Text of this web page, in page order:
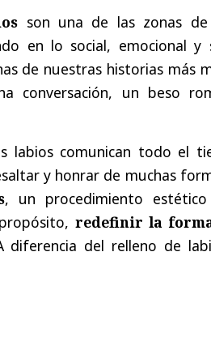
son una de las zonas
en lo social, emocional
de nuestras historias más
conversación, un beso
labios comunican todo el
y honrar de muchas
, un procedimiento
redefinir la
diferencia del relleno de